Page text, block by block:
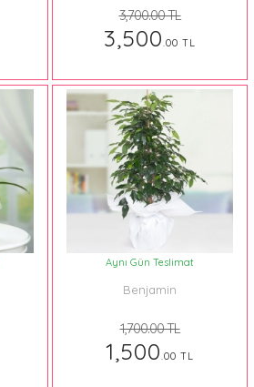
3,700.00 TL
3,500.00 TL
Aynı Gün Teslimat
Benjamin
1,700.00 TL
1,500.00 TL